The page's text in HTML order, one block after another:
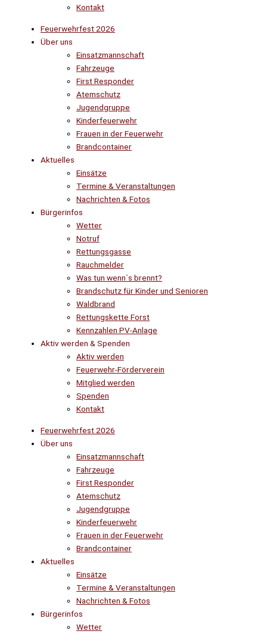
Kontakt
Feuerwehrfest 2026
Über uns
Einsatzmannschaft
Fahrzeuge
First Responder
Atemschutz
Jugendgruppe
Kinderfeuerwehr
Frauen in der Feuerwehr
Brandcontainer
Aktuelles
Einsätze
Termine & Veranstaltungen
Nachrichten & Fotos
Bürgerinfos
Wetter
Notruf
Rettungsgasse
Rauchmelder
Was tun wenn´s brennt?
Brandschutz für Kinder und Senioren
Waldbrand
Rettungskette Forst
Kennzahlen PV-Anlage
Aktiv werden & Spenden
Aktiv werden
Feuerwehr-Förderverein
Mitglied werden
Spenden
Kontakt
Feuerwehrfest 2026
Über uns
Einsatzmannschaft
Fahrzeuge
First Responder
Atemschutz
Jugendgruppe
Kinderfeuerwehr
Frauen in der Feuerwehr
Brandcontainer
Aktuelles
Einsätze
Termine & Veranstaltungen
Nachrichten & Fotos
Bürgerinfos
Wetter